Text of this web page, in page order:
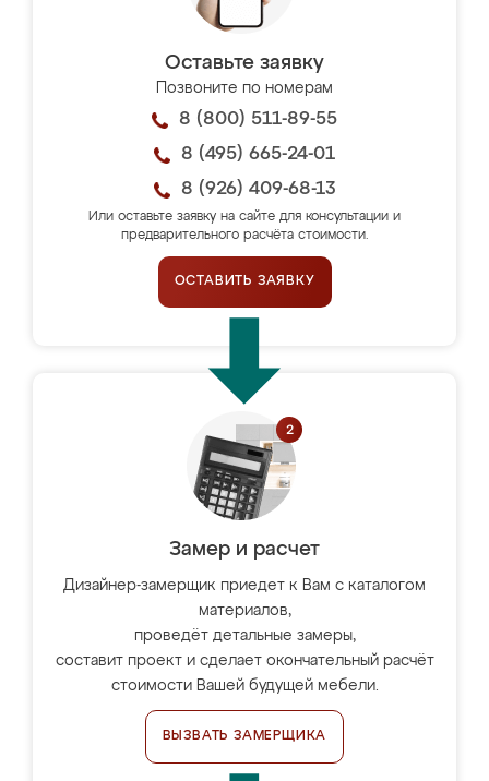
Оставьте заявку
Позвоните по номерам
8 (800) 511-89-55
8 (495) 665-24-01
8 (926) 409-68-13
Или оставьте заявку на сайте для консультации и
предварительного расчёта стоимости.
ОСТАВИТЬ ЗАЯВКУ
Замер и расчет
Дизайнер-замерщик приедет к Вам с каталогом
материалов,
проведёт детальные замеры,
составит проект и сделает окончательный расчёт
стоимости Вашей будущей мебели.
ВЫЗВАТЬ ЗАМЕРЩИКА